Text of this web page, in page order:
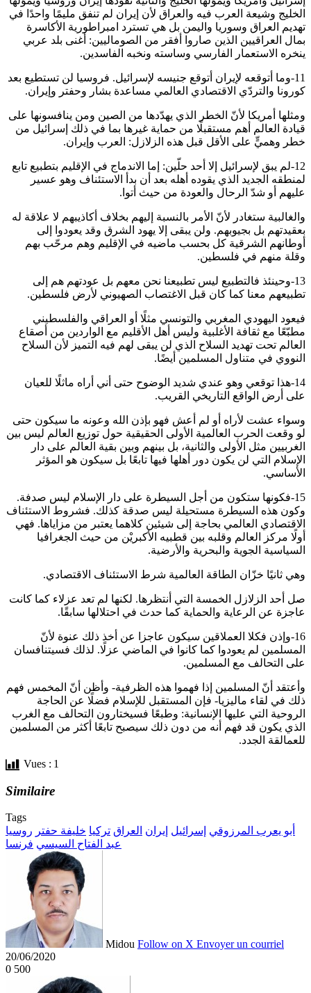
الخليج وشيعة العرب فيه والعراق لأن إيران لم تنفق مليمًا واحدًا في
تهديم العراق وسوريا واليمن بل هي تسترد امبراطورية الأكاسرة
بمال العراقيين الذين صاروا أفقر من الصوماليين: أغنى بلد عربي
ينخره الاستعمار الفارسي وساسته ونخبه الفاسدين.
11-وما أتوقعه لإيران أتوقع جنيسه لإسرائيل. فروسيا لن تستطيع بعد
كورونا والتردّي الاقتصادي العالمي مساعدة بشار وحفتر وإيران.
ومثلها أمريكا لأنّ الخطر الذي يهدّدها من الصين ومن ينافسونها على
قيادة العالم أهم مستقبلًا من حماية غيرها بما في ذلك إسرائيل من
خطر وهميٍّ على الأقل قبل هذه الزلازل: العرب وإيران.
12-لم يبق لإسرائيل إلا أحد حلّين: إما الاندماج في الإقليم بتطبيع تابع
لمنطقه الجديد الذي يقوده أهله بعد أن بدأ الاستئناف وهو عسير
عليهم أو شدّ الرحال والعودة من حيث أتوا.
والغالبية ستغادر لأنّ الأمر بالنسبة إليهم بخلاف أكاذيبهم لا علاقة له
بعقيدتهم بل بجيوبهم. ولن يبقى إلا يهود الشرق وقد يعودوا إلى
أوطانهم الشرقية كل بحسب ماضيه في الإقليم وهم مرحّب بهم
وقلة منهم في فلسطين.
13-وحينئذ فالتطبيع ليس تطبيعنا نحن معهم بل عودتهم هم إلى
تطبيعهم معنا كما كان قبل الاغتصاب الصهيوني لأرض فلسطين.
فيعود اليهودي المغربي والتونسي مثلًا أو العراقي والفلسطيني
مطبّعًا مع ثقافة الأغلبية وليس أهل الأقليم مع الواردين من أصقاع
العالم تحت تهديد السلاح الذي لن يبقى لهم فيه التميز لأن السلاح
النووي في متناول المسلمين أيضًا.
14-هذا توقعي وهو عندي شديد الوضوح حتى أني أراه ماثلًا للعيان
على أرض الواقع التاريخي القريب.
وسواء عشت لأراه أو لم أعش فهو بإذن الله وعونه ما سيكون حتى
لو وقعت الحرب العالمية الأولى الحقيقية حول توزيع العالم ليس بين
الغربيين مثل الأولى والثانية، بل بينهم وبين بقية العالم على دار
الإسلام التي لن يكون دور أهلها فيها تابعًا بل سيكون هو المؤثر
الأساسي.
15-فكونها ستكون من أجل السيطرة على دار الإسلام ليس صدفة.
وكون هذه السيطرة مستحيلة ليس صدقة كذلك. فشروط الاستئناف
الاقتصادي العالمي بحاجة إلى شيئين كلاهما يعتبر من مزاياها. فهي
أولًا مركز العالم وقلبه بين قطبيه الأكبريْن من حيث الجغرافيا
السياسية الجوية والبحرية والأرضية.
وهي ثانيًا خزّان الطاقة العالمية شرط الاستئناف الاقتصادي.
صل أحد الزلازل الخمسة التي أنتظرها. لكنها لم تعد عزلاء كما كانت
عاجزة عن الرعاية والحماية كما حدث في احتلالها سابقًا.
16-وإذن فكلا العملاقين سيكون عاجزا عن أخذ ذلك عنوة لأنّ
المسلمين لم يعودوا كما كانوا في الماضي عزلًا. لذلك فسيتنافسان
على التحالف مع المسلمين.
وأعتقد أنّ المسلمين إذا فهموا هذه الظرفية- وأظن أنّ المخمس فهم
ذلك في لقاء ماليزيا- فإن المستقبل للإسلام فضلًا عن الحاجة
الروحية التي عليها الإنسانية: وطبعًا فسيختارون التحالف مع الغرب
الذي يكون قد فهم أنه من دون ذلك سيصبح تابعًا أكثر من المسلمين
للعمالقة الجدد.
Vues : 1
Similaire
Tags
أبو يعرب المرزوقي إسرائيل إيران العراق تركيا خليفة حفتر روسيا
عبد الفتاح السيسي فرنسا
Midou Follow on X Envoyer un courriel
20/06/2020
0 500